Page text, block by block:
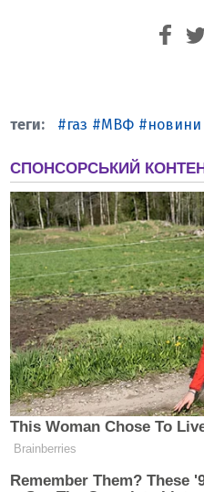
газ МВФ новини